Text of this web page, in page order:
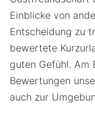
Einblicke von
Entscheidung zu
bewertete
guten Gefühl. Am
Bewertungen
auch zur